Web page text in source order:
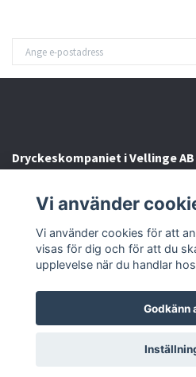
Dryckeskompaniet i Vellinge AB
Kontakta oss
Sociala medier
© 2026
Vi använder
Vi använder cookies för att
visas för dig och för att du
upplevelse när du handlar
Godkänn